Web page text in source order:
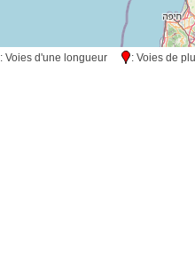
: Voies d'une longueur : Voies de